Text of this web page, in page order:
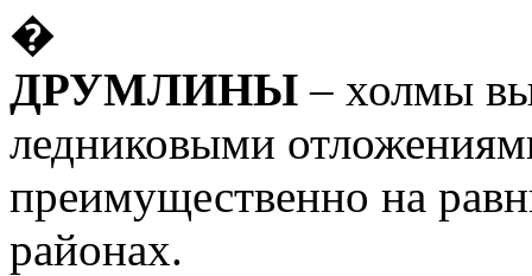
�
ДРУМЛИНЫ – холмы
ледниковыми
преимущественно на
районах.